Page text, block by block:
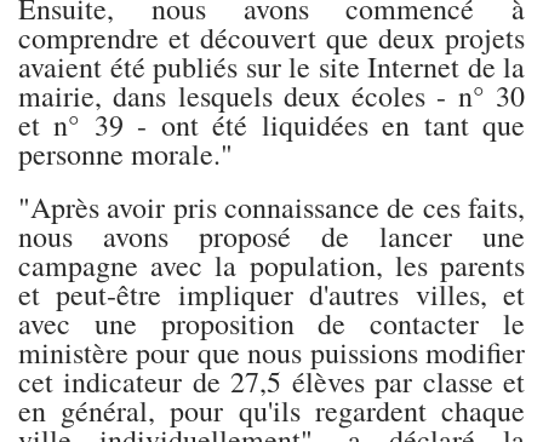
Ensuite, nous avons commencé à
comprendre et découvert que deux projets
avaient été publiés sur le site Internet de la
mairie, dans lesquels deux écoles - n° 30
et n° 39 - ont été liquidées en tant que
personne morale."
"Après avoir pris connaissance de ces faits,
nous avons proposé de lancer une
campagne avec la population, les parents
et peut-être impliquer d'autres villes, et
avec une proposition de contacter le
ministère pour que nous puissions modifier
cet indicateur de 27,5 élèves par classe et
en général, pour qu'ils regardent chaque